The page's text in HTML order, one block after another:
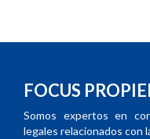
FOCUS
Somos expertos en
legales relacionados con